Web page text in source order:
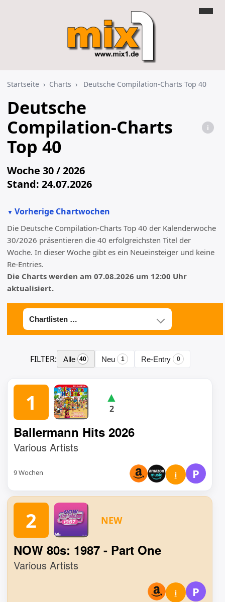
Startseite › Charts › Deutsche Compilation-Charts Top 40
Deutsche
Compilation-Charts
Top 40
i
Woche 30 / 2026
Stand: 24.07.2026
Die offiziellen Sampler Charts Deutschland – jede
Woche neu bei mix1.de
www.offiziellecharts
Vorherige Chartwochen
Die Deutsche Compilation-Charts Top 40 der Kalenderwoche
30/2026 präsentieren die 40 erfolgreichsten Titel der
Woche. In dieser Woche gibt es ein Neueinsteiger und keine
Re-Entries.
Die Charts werden am 07.08.2026 um 12:00 Uhr
aktualisiert.
FILTER: Alle 40 Neu 1 Re-Entry 0
1 ▲
2
Ballermann Hits 2026
Various Artists
9 Wochen i P
2 NEW
NOW 80s: 1987 - Part One
Various Artists
i P